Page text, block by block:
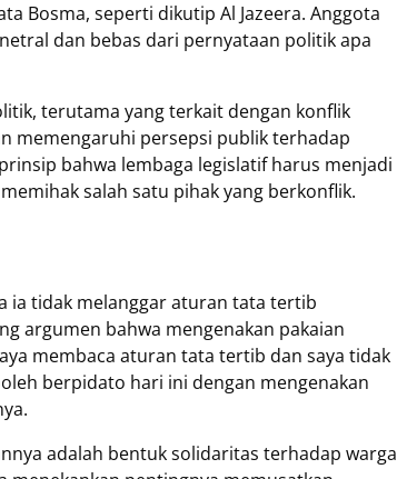
Bosma, seperti dikutip Al Jazeera. Anggota
dan bebas dari pernyataan politik apa
terutama yang terkait dengan konflik
memengaruhi persepsi publik terhadap
bahwa lembaga legislatif harus menjadi
salah satu pihak yang berkonflik.
ia tidak melanggar aturan tata tertib
argumen bahwa mengenakan pakaian
membaca aturan tata tertib dan saya tidak
berpidato hari ini dengan mengenakan
adalah bentuk solidaritas terhadap warga